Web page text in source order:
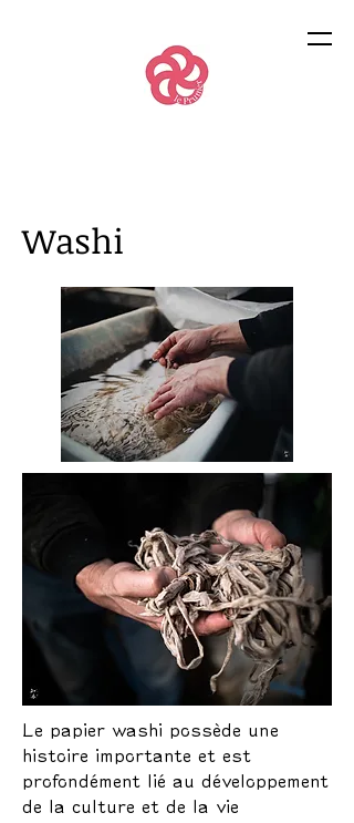
Washi
Le papier washi possède une
histoire importante et est
profondément lié au développement
de la culture et de la vie